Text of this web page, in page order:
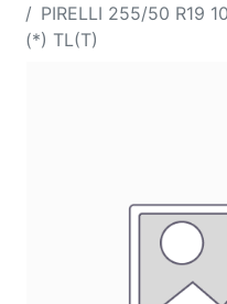
PIRELLI 255/50 R19
(*) TL(T)